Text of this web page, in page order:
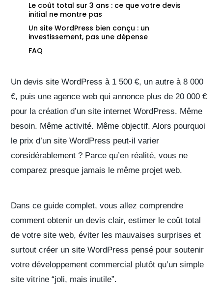
Le coût total sur 3 ans : ce que votre devis
initial ne montre pas
Un site WordPress bien conçu : un
investissement, pas une dépense
FAQ
Un devis site WordPress à 1 500 €, un autre à 8 000
€, puis une agence web qui annonce plus de 20 000 €
pour la création d’un site internet WordPress. Même
besoin. Même activité. Même objectif. Alors pourquoi
le prix d’un site WordPress peut-il varier
considérablement ? Parce qu’en réalité,vous ne
comparez presque jamais le même projet web.
Dans ce guide complet, vous allez comprendre
comment obtenir un devis clair, estimer le coût total
de votre site web, éviter les mauvaises surprises et
surtout créer un site WordPress pensé pour soutenir
votre développement commercial plutôt qu’un simple
site vitrine “joli, mais inutile”.